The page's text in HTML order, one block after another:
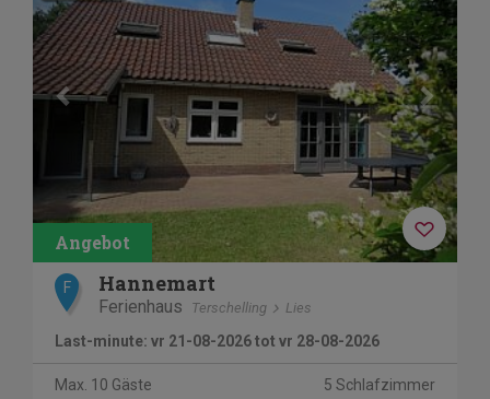
F Hannemart
Ferienhaus Terschelling Lies
Last-minute: vr 21-08-2026 tot vr 28-08-2026
Max. 10 Gäste 5 Schlafzimmer